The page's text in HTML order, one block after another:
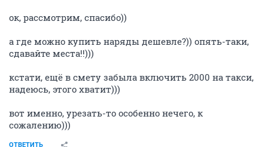
ок, рассмотрим, спасибо))
а где можно купить наряды дешевле?)) опять-таки,
сдавайте места!!)))
кстати, ещё в смету забыла включить 2000 на такси,
надеюсь, этого хватит)))
вот именно, урезать-то особенно нечего, к
сожалению)))
ОТВЕТИТЬ